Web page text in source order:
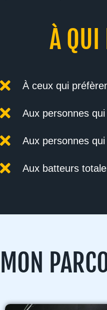
À QUI
À ceux qui
Aux personnes
Aux personnes
Aux batteurs
MON